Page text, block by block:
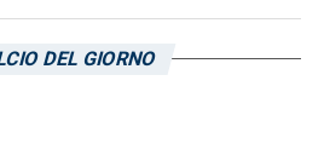
da Cincotta
DEL GIORNO